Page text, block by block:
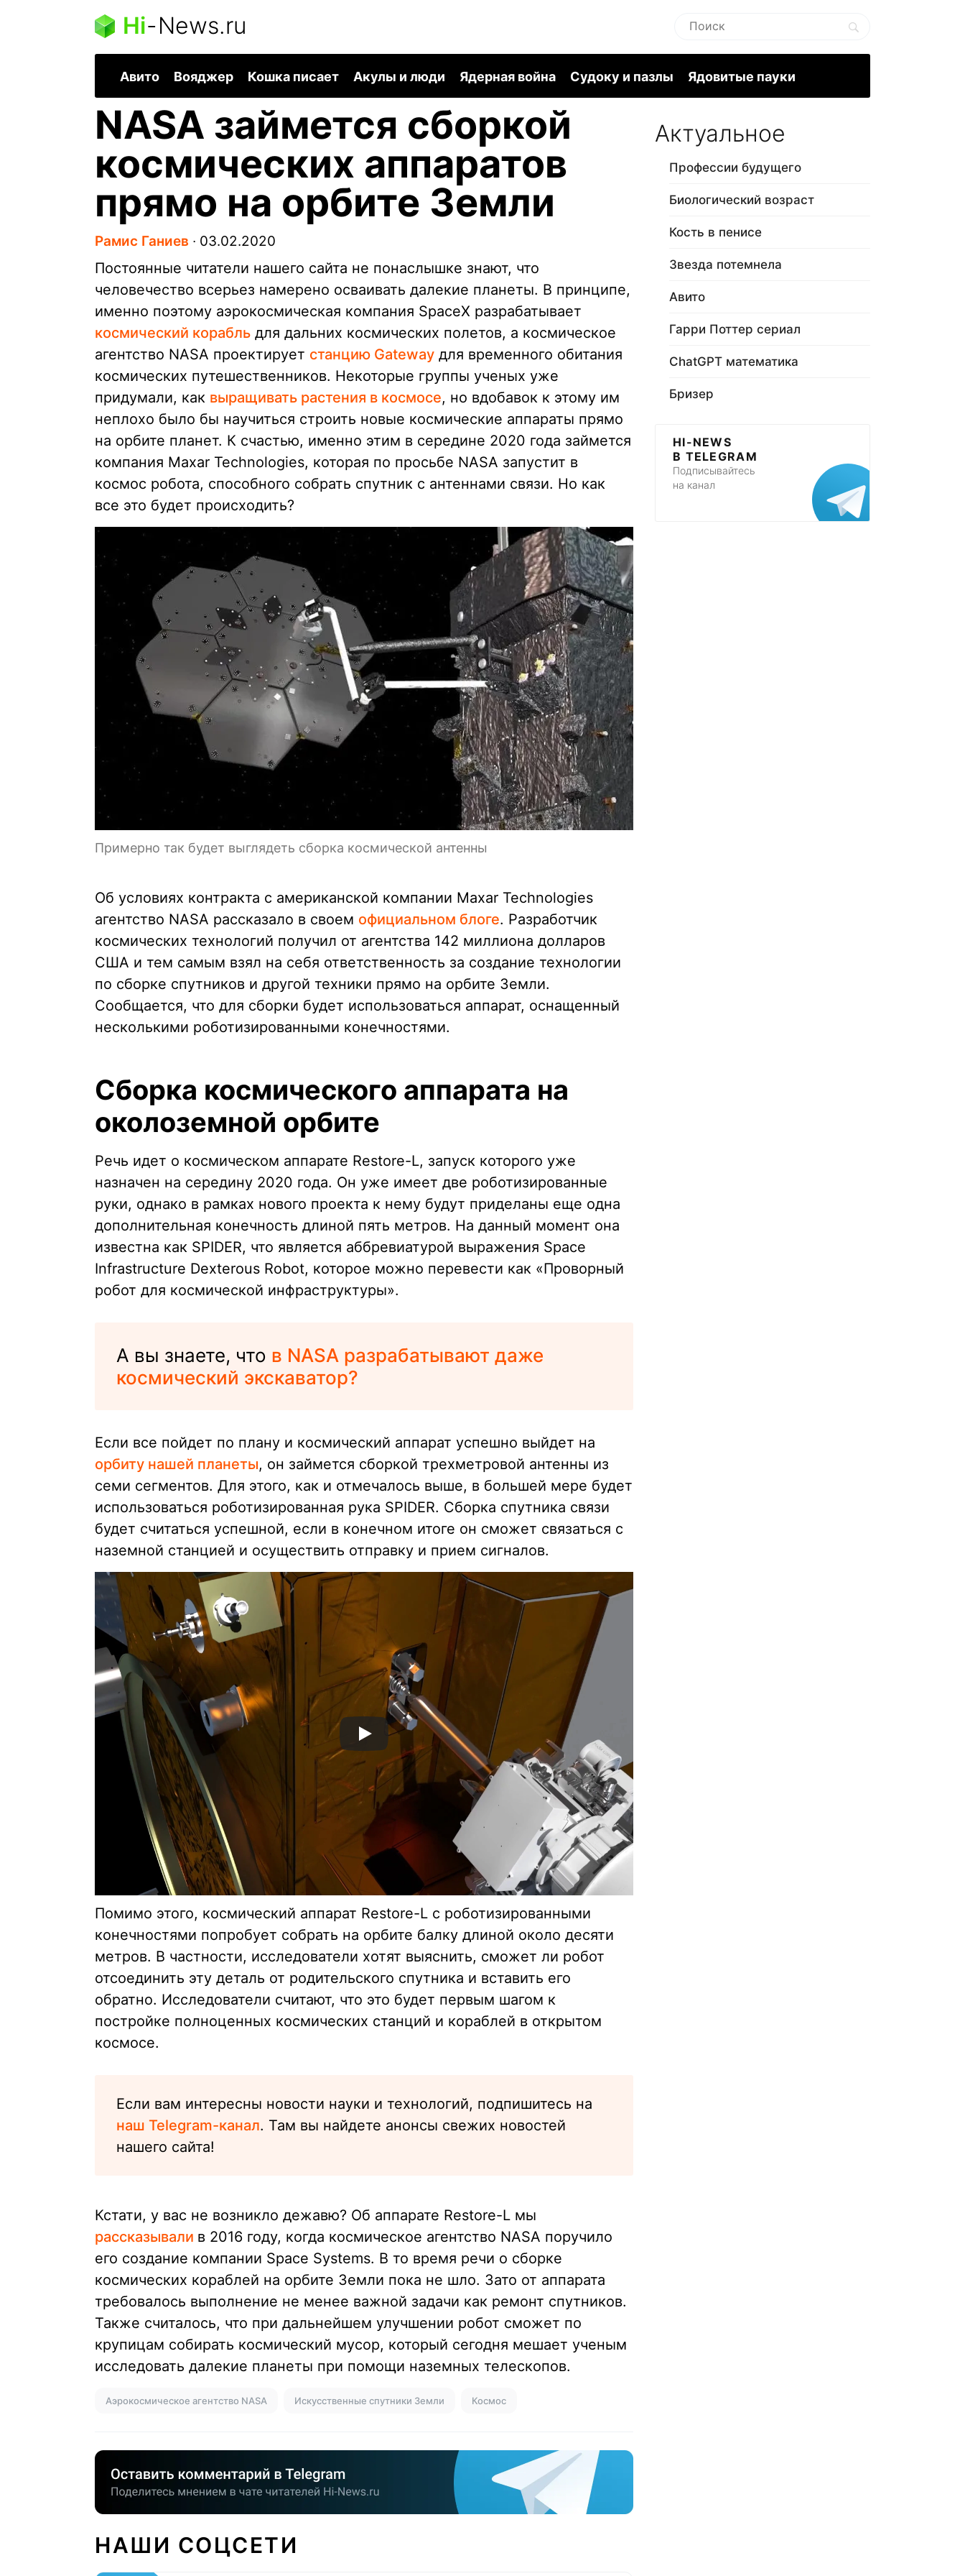
Hi-News.ru
Авито Вояджер Кошка писает Акулы и люди Ядерная война Судоку и пазлы Ядовитые пауки
NASA займется сборкой
космических аппаратов
прямо на орбите Земли
Рамис Ганиев ∙ 03.02.2020
Постоянные читатели нашего сайта не понаслышке знают, что
человечество всерьез намерено осваивать далекие планеты. В принципе,
именно поэтому аэрокосмическая компания SpaceX разрабатывает
космический корабль для дальних космических полетов, а космическое
агентство NASA проектирует станцию Gateway для временного обитания
космических путешественников. Некоторые группы ученых уже
придумали, как выращивать растения в космосе, но вдобавок к этому им
неплохо было бы научиться строить новые космические аппараты прямо
на орбите планет. К счастью, именно этим в середине 2020 года займется
компания Maxar Technologies, которая по просьбе NASA запустит в
космос робота, способного собрать спутник с антеннами связи. Но как
все это будет происходить?
Примерно так будет выглядеть сборка космической антенны
Об условиях контракта с американской компании Maxar Technologies
агентство NASA рассказало в своем официальном блоге. Разработчик
космических технологий получил от агентства 142 миллиона долларов
США и тем самым взял на себя ответственность за создание технологии
по сборке спутников и другой техники прямо на орбите Земли.
Сообщается, что для сборки будет использоваться аппарат, оснащенный
несколькими роботизированными конечностями.
Сборка космического аппарата на
околоземной орбите
Речь идет о космическом аппарате Restore-L, запуск которого уже
назначен на середину 2020 года. Он уже имеет две роботизированные
руки, однако в рамках нового проекта к нему будут приделаны еще одна
дополнительная конечность длиной пять метров. На данный момент она
известна как SPIDER, что является аббревиатурой выражения Space
Infrastructure Dexterous Robot, которое можно перевести как «Проворный
робот для космической инфраструктуры».
А вы знаете, что в NASA разрабатывают даже
космический экскаватор?
Если все пойдет по плану и космический аппарат успешно выйдет на
орбиту нашей планеты, он займется сборкой трехметровой антенны из
семи сегментов. Для этого, как и отмечалось выше, в большей мере будет
использоваться роботизированная рука SPIDER. Сборка спутника связи
будет считаться успешной, если в конечном итоге он сможет связаться с
наземной станцией и осуществить отправку и прием сигналов.
Помимо этого, космический аппарат Restore-L с роботизированными
конечностями попробует собрать на орбите балку длиной около десяти
метров. В частности, исследователи хотят выяснить, сможет ли робот
отсоединить эту деталь от родительского спутника и вставить его
обратно. Исследователи считают, что это будет первым шагом к
постройке полноценных космических станций и кораблей в открытом
космосе.
Если вам интересны новости науки и технологий, подпишитесь на
наш Telegram-канал. Там вы найдете анонсы свежих новостей
нашего сайта!
Кстати, у вас не возникло дежавю? Об аппарате Restore-L мы
рассказывали в 2016 году, когда космическое агентство NASA поручило
его создание компании Space Systems. В то время речи о сборке
космических кораблей на орбите Земли пока не шло. Зато от аппарата
требовалось выполнение не менее важной задачи как ремонт спутников.
Также считалось, что при дальнейшем улучшении робот сможет по
крупицам собирать космический мусор, который сегодня мешает ученым
исследовать далекие планеты при помощи наземных телескопов.
Аэрокосмическое агентство NASA Искусственные спутники Земли Космос
НАШИ СОЦСЕТИ
Актуальное
Профессии будущего
Биологический возраст
Кость в пенисе
Звезда потемнела
Авито
Гарри Поттер сериал
ChatGPT математика
Бризер
HI-NEWS
В TELEGRAM
Подписывайтесь
на канал